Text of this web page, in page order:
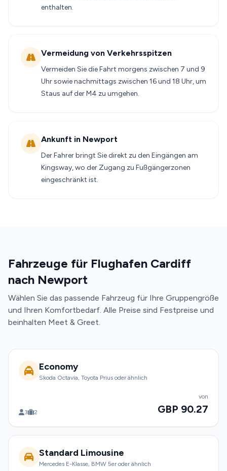
enthalten.
Vermeidung von Verkehrsspitzen
Vermeiden Sie die Fahrt morgens zwischen 7 und 9
Uhr sowie nachmittags zwischen 16 und 18 Uhr, um
Staus auf der M4 zu umgehen.
Ankunft in Newport
Der Fahrer bringt Sie direkt zu den Eingängen am
Kingsway, wo der Zugang zu Fußgängerzonen
eingeschränkt ist.
Fahrzeuge für Flughafen Cardiff
nach Newport
Wählen Sie das passende Fahrzeug für Ihre Gruppengröße
und Ihren Komfortbedarf. Alle Preise sind Festpreise und
beinhalten Meet & Greet.
Economy
Skoda Octavia, Toyota Prius oder ähnlich
3 2
von
GBP 90.27
Standard Limousine
Mercedes E-Klasse, BMW 5er oder ähnlich